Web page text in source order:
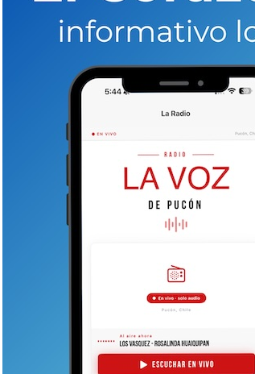
S/A. se hará cargo de un área
está el centro de esquí que
y se pagará UFs 1.039,24 ($31,7
Bienes Nacionales
donde se
y potenciar el destino. “La
el atractivo en un referente
actividades y servicios en
deportivas, recreativas,
públicos, con consideraciones
de la comunidad local”, se leía
que el proyecto también
señaló en una entrevista con La
que funcione durante todo el
idea es tener un proyecto que
esté blanco, sino que